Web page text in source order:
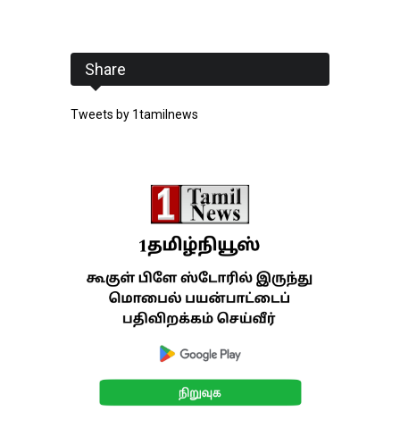
Share
Tweets by 1tamilnews